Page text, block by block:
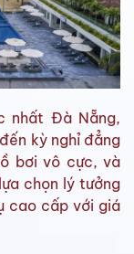
nhất Đà Nẵng,
kỳ nghỉ đẳng
bơi vô cực, và
chọn lý tưởng
cao cấp với giá